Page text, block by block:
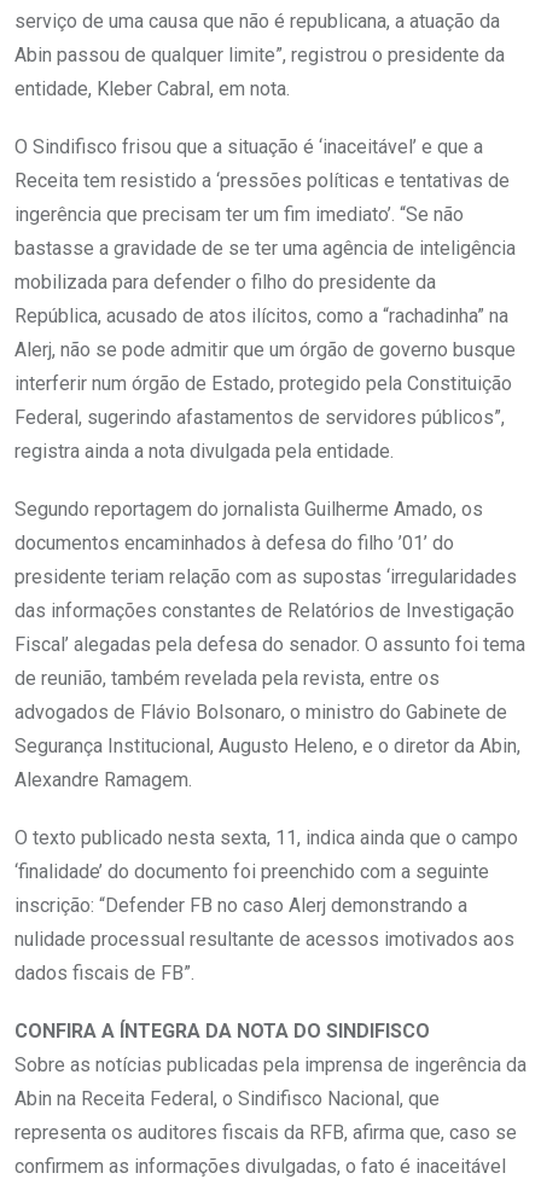
serviço de uma causa que não é republicana, a atuação da
Abin passou de qualquer limite”, registrou o presidente da
entidade, Kleber Cabral, em nota.
O Sindifisco frisou que a situação é ‘inaceitável’ e que a
Receita tem resistido a ‘pressões políticas e tentativas de
ingerência que precisam ter um fim imediato’. “Se não
bastasse a gravidade de se ter uma agência de inteligência
mobilizada para defender o filho do presidente da
República, acusado de atos ilícitos, como a “rachadinha” na
Alerj, não se pode admitir que um órgão de governo busque
interferir num órgão de Estado, protegido pela Constituição
Federal, sugerindo afastamentos de servidores públicos”,
registra ainda a nota divulgada pela entidade.
Segundo reportagem do jornalista Guilherme Amado, os
documentos encaminhados à defesa do filho ’01’ do
presidente teriam relação com as supostas ‘irregularidades
das informações constantes de Relatórios de Investigação
Fiscal’ alegadas pela defesa do senador. O assunto foi tema
de reunião, também revelada pela revista, entre os
advogados de Flávio Bolsonaro, o ministro do Gabinete de
Segurança Institucional, Augusto Heleno, e o diretor da Abin,
Alexandre Ramagem.
O texto publicado nesta sexta, 11, indica ainda que o campo
‘finalidade’ do documento foi preenchido com a seguinte
inscrição: “Defender FB no caso Alerj demonstrando a
nulidade processual resultante de acessos imotivados aos
dados fiscais de FB”.
CONFIRA A ÍNTEGRA DA NOTA DO SINDIFISCO
Sobre as notícias publicadas pela imprensa de ingerência da
Abin na Receita Federal, o Sindifisco Nacional, que
representa os auditores fiscais da RFB, afirma que, caso se
confirmem as informações divulgadas, o fato é inaceitável